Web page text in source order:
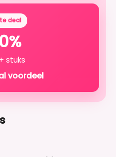
deal
stuks
voordeel